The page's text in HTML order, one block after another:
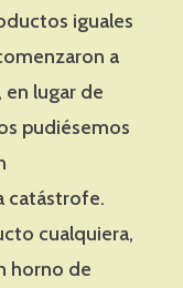
iguales
a
en lugar de
pudiésemos
catástrofe.
cualquiera,
horno de